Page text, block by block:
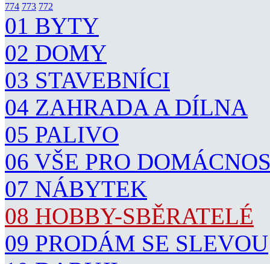
774 773 772
01 BYTY
02 DOMY
03 STAVEBNÍCI
04 ZAHRADA A DÍLNA
05 PALIVO
06 VŠE PRO
07 NÁBYTEK
08 HOBBY-SBĚRATELÉ
09 PRODÁM SE SLEVOU